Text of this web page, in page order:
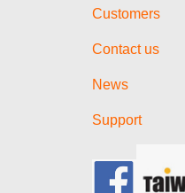
Customers
Contact us
News
Support